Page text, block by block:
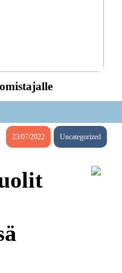
23/07/2022 Uncategorized